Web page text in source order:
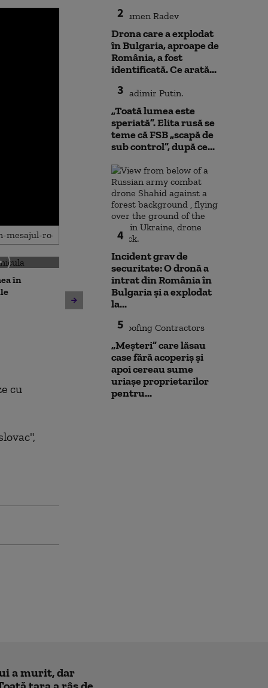
în
rămâne în funcțiune. Apa
centimetri, în ultimele 24 de
Ambulanţă
topoarele într-
copii”. Șoferul
cu
2
Drona care a explodat
în Bulgaria, aproape de
România, a fost
identificată. Ce arată...
3
„Toată lumea este
speriată”. Elita rusă se
teme că FSB „scapă de
sub control”, după ce...
4
Incident grav de
securitate: O dronă a
intrat din România în
Bulgaria şi a explodat
la...
5
„Meșteri” care lăsau
case fără acoperiș și
apoi cereau sume
uriașe proprietarilor
pentru...
a murit, dar